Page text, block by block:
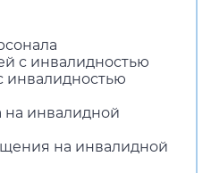
с инвалидностью
инвалидностью
на инвалидной
на инвалидной